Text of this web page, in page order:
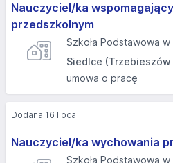
Nauczyciel/ka
przedszkolnym
Szkoła Podstawowa
Siedlce
umowa o pracę
Nauczyciel/ka wychowania
Szkoła Podstawowa
Dodana 16 lipca